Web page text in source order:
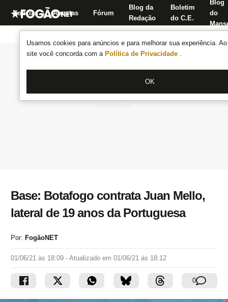
Usamos cookies para anúncios e para melhorar sua experiência.
site você concorda com a Política de Privacidade .
OK
Notícias Apostas Fórum
Blog da
Redação
Boletim
do C.E.
Blog
do
Base: Botafogo contrata Juan Mello,
lateral de 19 anos da Portuguesa
Por: FogãoNET
01/06/21 às 18:09 - Atualizado em 01/06/21 às 18:12
0